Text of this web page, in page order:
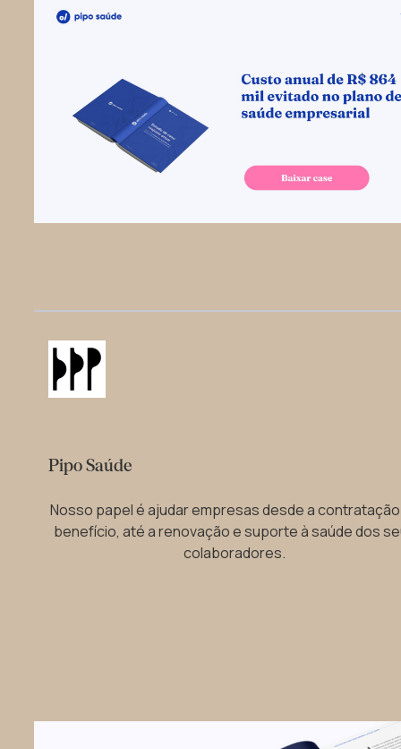
Pipo Saúde
Nosso papel é ajudar empresas desde a
benefício, até a renovação e suporte à saúde dos
colaboradores.